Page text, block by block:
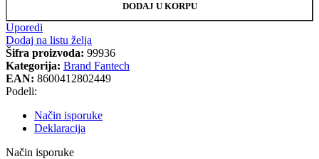
DODAJ U KORPU
Uporedi
Dodaj na listu želja
Šifra proizvoda: 99936
Kategorija: Brand Fantech
EAN: 8600412802449
Podeli:
Način isporuke
Deklaracija
Način isporuke